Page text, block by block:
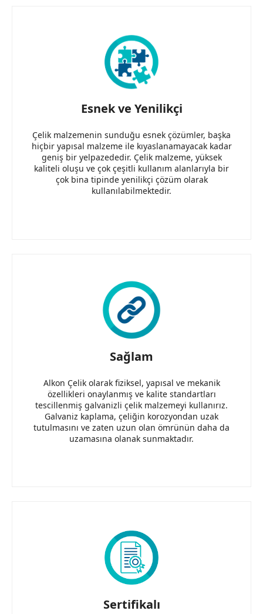
Esnek ve Yenilikçi
Çelik malzemenin sunduğu esnek çözümler, başka
hiçbir yapısal malzeme ile kıyaslanamayacak kadar
geniş bir yelpazededir. Çelik malzeme, yüksek
kaliteli oluşu ve çok çeşitli kullanım alanlarıyla bir
çok bina tipinde yenilikçi çözüm olarak
kullanılabilmektedir.
Sağlam
Alkon Çelik olarak fiziksel, yapısal ve mekanik
özellikleri onaylanmış ve kalite standartları
tescillenmiş galvanizli çelik malzemeyi kullanırız.
Galvaniz kaplama, çeliğin korozyondan uzak
tutulmasını ve zaten uzun olan ömrünün daha da
uzamasına olanak sunmaktadır.
Sertifikalı